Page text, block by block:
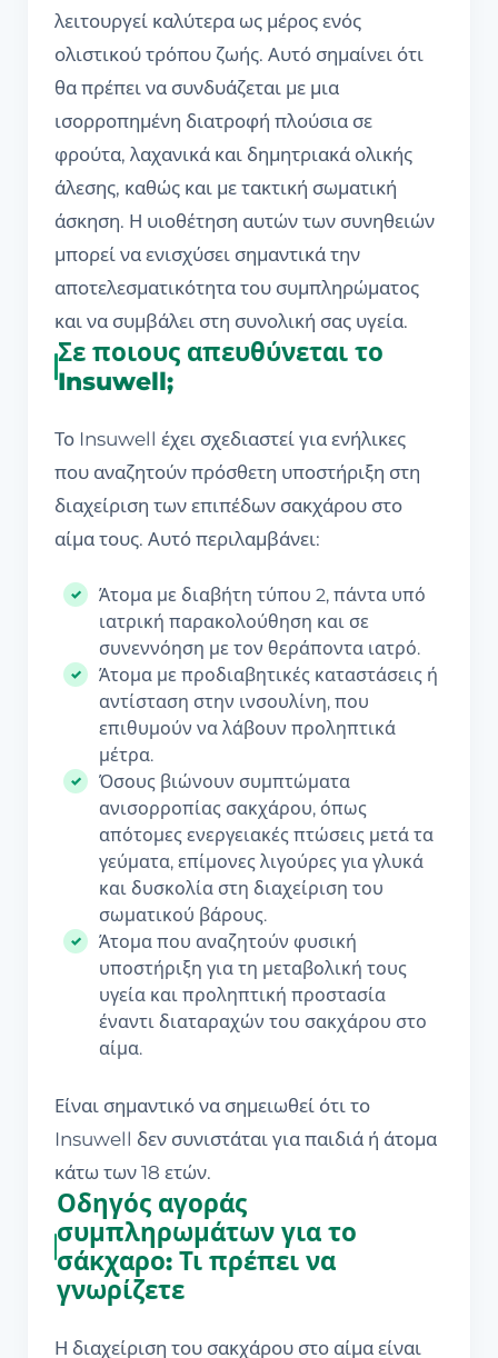
λειτουργεί καλύτερα ως μέρος ενός
ολιστικού τρόπου ζωής. Αυτό σημαίνει ότι
θα πρέπει να συνδυάζεται με μια
ισορροπημένη διατροφή πλούσια σε
φρούτα, λαχανικά και δημητριακά ολικής
άλεσης, καθώς και με τακτική σωματική
άσκηση. Η υιοθέτηση αυτών των συνηθειών
μπορεί να ενισχύσει σημαντικά την
αποτελεσματικότητα του συμπληρώματος
και να συμβάλει στη συνολική σας υγεία.
Σε ποιους απευθύνεται το
Insuwell;
Το Insuwell έχει σχεδιαστεί για ενήλικες
που αναζητούν πρόσθετη υποστήριξη στη
διαχείριση των επιπέδων σακχάρου στο
αίμα τους. Αυτό περιλαμβάνει:
Άτομα με διαβήτη τύπου 2, πάντα υπό
ιατρική παρακολούθηση και σε
συνεννόηση με τον θεράποντα ιατρό.
Άτομα με προδιαβητικές καταστάσεις ή
αντίσταση στην ινσουλίνη, που
επιθυμούν να λάβουν προληπτικά
μέτρα.
Όσους βιώνουν συμπτώματα
ανισορροπίας σακχάρου, όπως
απότομες ενεργειακές πτώσεις μετά τα
γεύματα, επίμονες λιγούρες για γλυκά
και δυσκολία στη διαχείριση του
σωματικού βάρους.
Άτομα που αναζητούν φυσική
υποστήριξη για τη μεταβολική τους
υγεία και προληπτική προστασία
έναντι διαταραχών του σακχάρου στο
αίμα.
Είναι σημαντικό να σημειωθεί ότι το
Insuwell δεν συνιστάται για παιδιά ή άτομα
κάτω των 18 ετών.
Οδηγός αγοράς
συμπληρωμάτων για το
σάκχαρο: Τι πρέπει να
γνωρίζετε
Η διαχείριση του σακχάρου στο αίμα είναι